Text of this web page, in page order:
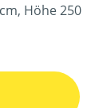
Höhe 250